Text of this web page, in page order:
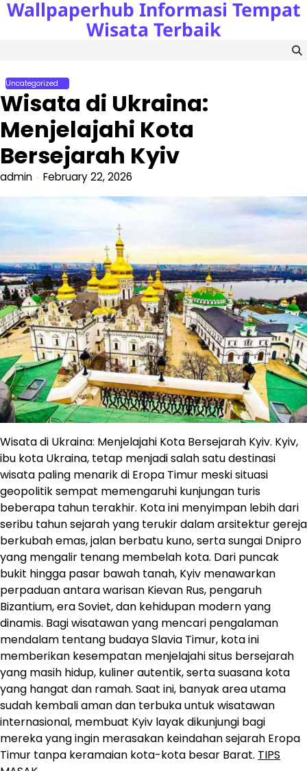
Skip
Wallpaperhub Informasi Tempat
Wisata Terbaik
Uncategorized
Wisata di Ukraina:
Menjelajahi Kota
Bersejarah Kyiv
admin February 22, 2026
Wisata di Ukraina: Menjelajahi Kota Bersejarah Kyiv. Kyiv,
ibu kota Ukraina, tetap menjadi salah satu destinasi
wisata paling menarik di Eropa Timur meski situasi
geopolitik sempat memengaruhi kunjungan turis
beberapa tahun terakhir. Kota ini menyimpan lebih dari
seribu tahun sejarah yang terukir dalam arsitektur gereja
berkubah emas, jalan berbatu kuno, serta sungai Dnipro
yang mengalir tenang membelah kota. Dari puncak
bukit hingga pasar bawah tanah, Kyiv menawarkan
perpaduan antara warisan Kievan Rus, pengaruh
Bizantium, era Soviet, dan kehidupan modern yang
dinamis. Bagi wisatawan yang mencari pengalaman
mendalam tentang budaya Slavia Timur, kota ini
memberikan kesempatan menjelajahi situs bersejarah
yang masih hidup, kuliner autentik, serta suasana kota
yang hangat dan ramah. Saat ini, banyak area utama
sudah kembali aman dan terbuka untuk wisatawan
internasional, membuat Kyiv layak dikunjungi bagi
mereka yang ingin merasakan keindahan sejarah Eropa
Timur tanpa keramaian kota-kota besar Barat. TIPS